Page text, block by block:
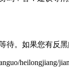
。如果您有反
heilongjiang/